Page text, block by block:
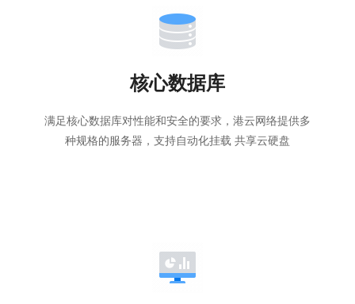
核心数据库
满足核心数据库对性能和安全的要求，港云网络提供多
种规格的服务器，支持自动化挂载 共享云硬盘